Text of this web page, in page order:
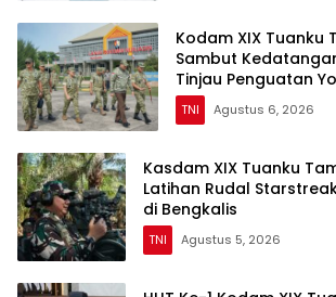
Kodam XIX Tuanku
Sambut
Tinjau Penguatan
Bengkalis dan
TNI Agustus 6, 2026
Kasdam XIX Tuanku
Latihan Rudal
di Bengkalis
TNI Agustus 5, 2026